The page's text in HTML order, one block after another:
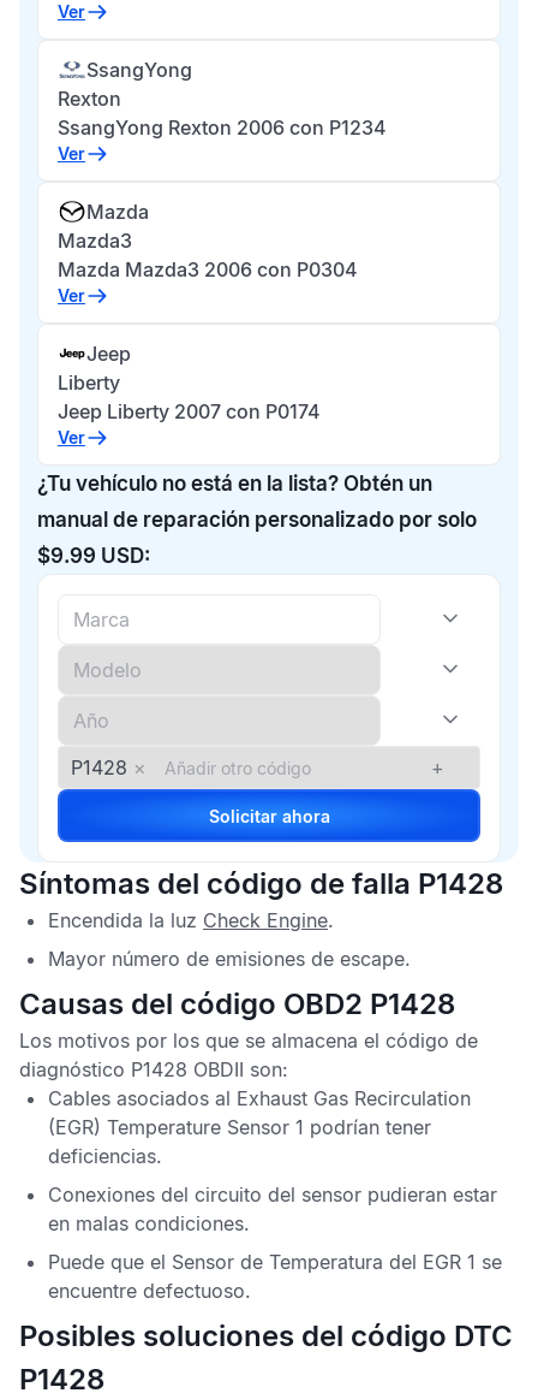
Ver
SsangYong
Rexton
SsangYong Rexton 2006 con P1234
Ver
Mazda
Mazda3
Mazda Mazda3 2006 con P0304
Ver
Jeep
Liberty
Jeep Liberty 2007 con P0174
Ver
¿Tu vehículo no está en la lista? Obtén un
manual de reparación personalizado por solo
$9.99 USD:
P1428 × +
Solicitar ahora
Síntomas del código de falla P1428
Encendida la luz Check Engine.
Mayor número de emisiones de escape.
Causas del código OBD2 P1428
Los motivos por los que se almacena el código de
diagnóstico P1428 OBDII son:
Cables asociados al Exhaust Gas Recirculation
(EGR) Temperature Sensor 1 podrían tener
deficiencias.
Conexiones del circuito del sensor pudieran estar
en malas condiciones.
Puede que el Sensor de Temperatura del EGR 1 se
encuentre defectuoso.
Posibles soluciones del código DTC
P1428